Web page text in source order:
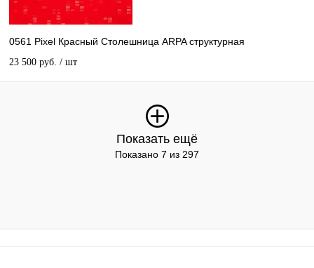
0561 Pixel Красный Столешница ARPA структурная
23 500 руб. / шт
Показать ещё
Показано 7 из 297